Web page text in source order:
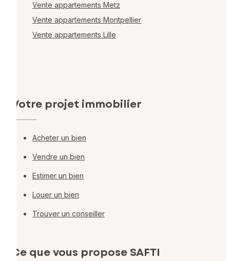
Vente appartements Metz
Vente appartements Montpellier
Vente appartements Lille
Votre projet immobilier
Acheter un bien
Vendre un bien
Estimer un bien
Louer un bien
Trouver un conseiller
Ce que vous propose SAFTI